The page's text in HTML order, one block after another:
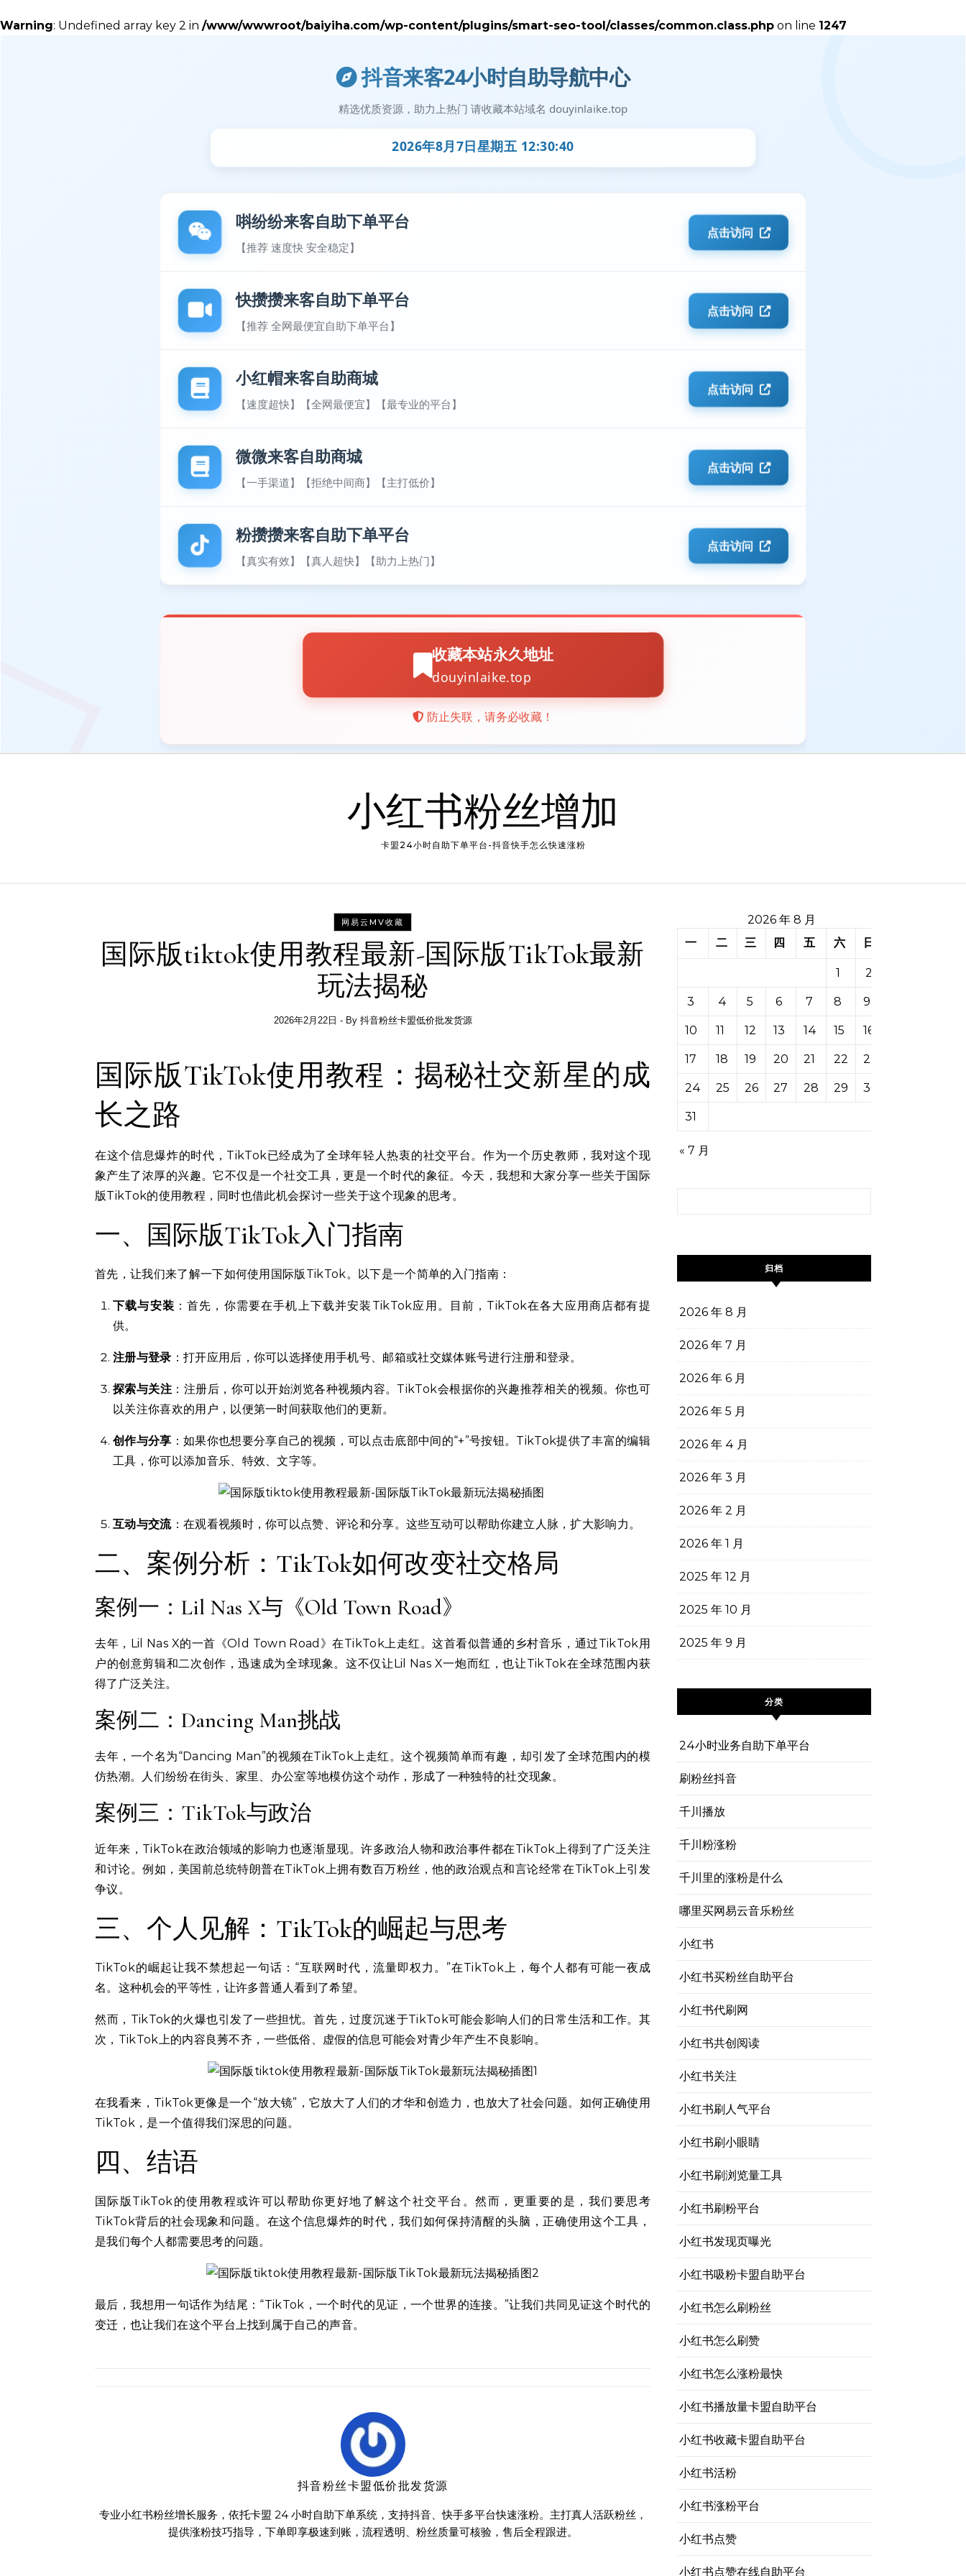
Warning: Undefined array key 2 in /www/wwwroot/baiyiha.com/wp-content/plugins/smart-seo-tool/classes/common.class.php on line 1247
小红书粉丝增加
卡盟24小时自助下单平台-抖音快手怎么快速涨粉
网易云MV收藏
国际版tiktok使用教程最新-国际版TikTok最新
玩法揭秘
2026年2月22日 - By 抖音粉丝卡盟低价批发货源
国际版TikTok使用教程：揭秘社交新星的成
长之路
在这个信息爆炸的时代，TikTok已经成为了全球年轻人热衷的社交平台。作为一个历史教师，我对这个现
象产生了浓厚的兴趣。它不仅是一个社交工具，更是一个时代的象征。今天，我想和大家分享一些关于国际
版TikTok的使用教程，同时也借此机会探讨一些关于这个现象的思考。
一、国际版TikTok入门指南
首先，让我们来了解一下如何使用国际版TikTok。以下是一个简单的入门指南：
下载与安装 ：首先，你需要在手机上下载并安装TikTok应用。目前，TikTok在各大应用商店都有提
供。
注册与登录 ：打开应用后，你可以选择使用手机号、邮箱或社交媒体账号进行注册和登录。
探索与关注 ：注册后，你可以开始浏览各种视频内容。TikTok会根据你的兴趣推荐相关的视频。你也可
以关注你喜欢的用户，以便第一时间获取他们的更新。
创作与分享 ：如果你也想要分享自己的视频，可以点击底部中间的“+”号按钮。TikTok提供了丰富的编辑
工具，你可以添加音乐、特效、文字等。
互动与交流：在观看视频时，你可以点赞、评论和分享。这些互动可以帮助你建立人脉，扩大影响力。
二、案例分析：TikTok如何改变社交格局
案例一：Lil Nas X与《Old Town Road》
去年，Lil Nas X的一首《Old Town Road》在TikTok上走红。这首看似普通的乡村音乐，通过TikTok用
户的创意剪辑和二次创作，迅速成为全球现象。这不仅让Lil Nas X一炮而红，也让TikTok在全球范围内获
得了广泛关注。
案例二：Dancing Man挑战
去年，一个名为“Dancing Man”的视频在TikTok上走红。这个视频简单而有趣，却引发了全球范围内的模
仿热潮。人们纷纷在街头、家里、办公室等地模仿这个动作，形成了一种独特的社交现象。
案例三：TikTok与政治
近年来，TikTok在政治领域的影响力也逐渐显现。许多政治人物和政治事件都在TikTok上得到了广泛关注
和讨论。例如，美国前总统特朗普在TikTok上拥有数百万粉丝，他的政治观点和言论经常在TikTok上引发
争议。
三、个人见解：TikTok的崛起与思考
TikTok的崛起让我不禁想起一句话：“互联网时代，流量即权力。”在TikTok上，每个人都有可能一夜成
名。这种机会的平等性，让许多普通人看到了希望。
然而，TikTok的火爆也引发了一些担忧。首先，过度沉迷于TikTok可能会影响人们的日常生活和工作。其
次，TikTok上的内容良莠不齐，一些低俗、虚假的信息可能会对青少年产生不良影响。
在我看来，TikTok更像是一个“放大镜”，它放大了人们的才华和创造力，也放大了社会问题。如何正确使用
TikTok，是一个值得我们深思的问题。
四、结语
国际版TikTok的使用教程或许可以帮助你更好地了解这个社交平台。然而，更重要的是，我们要思考
TikTok背后的社会现象和问题。在这个信息爆炸的时代，我们如何保持清醒的头脑，正确使用这个工具，
是我们每个人都需要思考的问题。
最后，我想用一句话作为结尾：“TikTok，一个时代的见证，一个世界的连接。”让我们共同见证这个时代的
变迁，也让我们在这个平台上找到属于自己的声音。
抖音粉丝卡盟低价批发货源
专业小红书粉丝增长服务，依托卡盟 24 小时自助下单系统，支持抖音、快手多平台快速涨粉。主打真人活跃粉丝，
提供涨粉技巧指导，下单即享极速到账，流程透明、粉丝质量可核验，售后全程跟进。
2026 年 8 月
一
二 三 四 五 六 日
1 2
3 4 5 6 7 8 9
10 11 12 13 14 15 16
17 18 19 20 21 22 23
24 25 26 27 28 29 30
31
« 7 月
归档
2026 年 8 月
2026 年 7 月
2026 年 6 月
2026 年 5 月
2026 年 4 月
2026 年 3 月
2026 年 2 月
2026 年 1 月
2025 年 12 月
2025 年 10 月
2025 年 9 月
分类
24小时业务自助下单平台
刷粉丝抖音
千川播放
千川粉涨粉
千川里的涨粉是什么
哪里买网易云音乐粉丝
小红书
小红书买粉丝自助平台
小红书代刷网
小红书共创阅读
小红书关注
小红书刷人气平台
小红书刷小眼睛
小红书刷浏览量工具
小红书刷粉平台
小红书发现页曝光
小红书吸粉卡盟自助平台
小红书怎么刷粉丝
小红书怎么刷赞
小红书怎么涨粉最快
小红书播放量卡盟自助平台
小红书收藏卡盟自助平台
小红书活粉
小红书涨粉平台
小红书点赞
小红书点赞在线自助平台